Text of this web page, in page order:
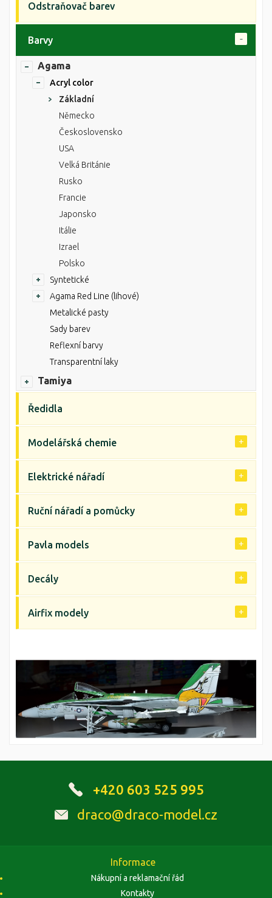
Odstraňovač barev
Barvy
Agama
Acryl color
Základní
Německo
Československo
USA
Velká Británie
Rusko
Francie
Japonsko
Itálie
Izrael
Polsko
Syntetické
Agama Red Line (lihové)
Metalické pasty
Sady barev
Reflexní barvy
Transparentní laky
Tamiya
Ředidla
Modelářská chemie
Elektrické nářadí
Ruční nářadí a pomůcky
Pavla models
Decály
Airfix modely
+420 603 525 995
draco@draco-model.cz
Informace
Nákupní a reklamační řád
Kontakty